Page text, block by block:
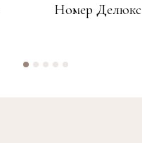
Номер Делюкс